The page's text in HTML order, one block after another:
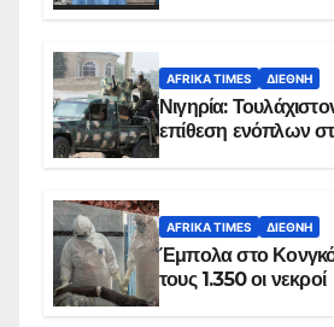
AFRIKA TIMES ΔΙΕΘΝΉ
Νιγηρία:
επίθεση ενόπλων
AFRIKA TIMES ΔΙΕΘΝΉ
Έμπολα στο
τους 1.350 οι νεκροί